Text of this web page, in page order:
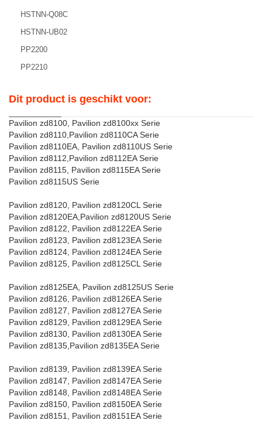
HSTNN-Q08C
HSTNN-UB02
PP2200
PP2210
Dit product is geschikt voor:
Pavilion zd8100, Pavilion zd8100xx Serie
Pavilion zd8110,Pavilion zd8110CA Serie
Pavilion zd8110EA, Pavilion zd8110US Serie
Pavilion zd8112,Pavilion zd8112EA Serie
Pavilion zd8115, Pavilion zd8115EA Serie
Pavilion zd8115US Serie
Pavilion zd8120, Pavilion zd8120CL Serie
Pavilion zd8120EA,Pavilion zd8120US Serie
Pavilion zd8122, Pavilion zd8122EA Serie
Pavilion zd8123, Pavilion zd8123EA Serie
Pavilion zd8124, Pavilion zd8124EA Serie
Pavilion zd8125, Pavilion zd8125CL Serie
Pavilion zd8125EA, Pavilion zd8125US Serie
Pavilion zd8126, Pavilion zd8126EA Serie
Pavilion zd8127, Pavilion zd8127EA Serie
Pavilion zd8129, Pavilion zd8129EA Serie
Pavilion zd8130, Pavilion zd8130EA Serie
Pavilion zd8135,Pavilion zd8135EA Serie
Pavilion zd8139, Pavilion zd8139EA Serie
Pavilion zd8147, Pavilion zd8147EA Serie
Pavilion zd8148, Pavilion zd8148EA Serie
Pavilion zd8150, Pavilion zd8150EA Serie
Pavilion zd8151, Pavilion zd8151EA Serie